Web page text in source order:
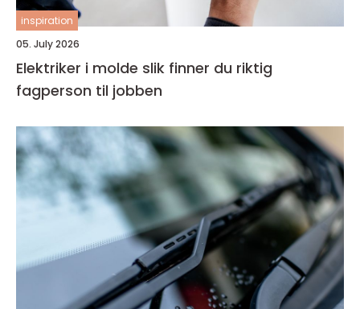
inspiration
05. July 2026
Elektriker i molde slik finner du riktig
fagperson til jobben